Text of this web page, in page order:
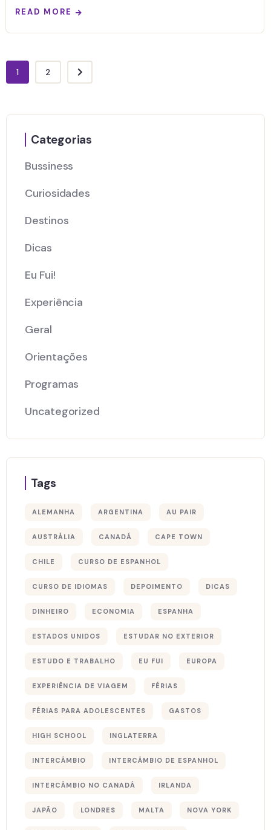
READ MORE
1 2
Categorias
Bussiness
Curiosidades
Destinos
Dicas
Eu Fui!
Experiência
Geral
Orientações
Programas
Uncategorized
Tags
ALEMANHA ARGENTINA AU PAIR
AUSTRÁLIA CANADÁ CAPE TOWN
CHILE CURSO DE ESPANHOL
CURSO DE IDIOMAS DEPOIMENTO DICAS
DINHEIRO ECONOMIA ESPANHA
ESTADOS UNIDOS ESTUDAR NO EXTERIOR
ESTUDO E TRABALHO EU FUI EUROPA
EXPERIÊNCIA DE VIAGEM FÉRIAS
FÉRIAS PARA ADOLESCENTES GASTOS
HIGH SCHOOL INGLATERRA
INTERCÂMBIO INTERCÂMBIO DE ESPANHOL
INTERCÂMBIO NO CANADÁ IRLANDA
JAPÃO LONDRES MALTA NOVA YORK